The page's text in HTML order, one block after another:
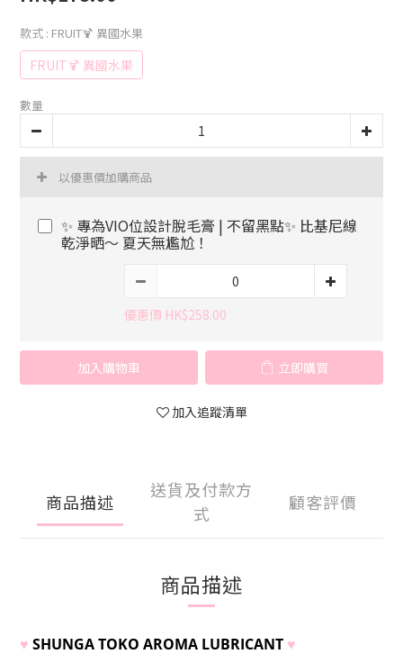
款式 : FRUIT🍹 異國水果
FRUIT🍹 異國水果
數量
以優惠價加購商品
✨ 專為VIO位設計脫毛膏 | 不留黑點✨ 比基尼線
乾淨晒～ 夏天無尷尬！
優惠價 HK$258.00
加入購物車 立即購買
加入追蹤清單
商品描述
送貨及付款方
式
顧客評價
商品描述
♥ SHUNGA TOKO AROMA LUBRICANT ♥